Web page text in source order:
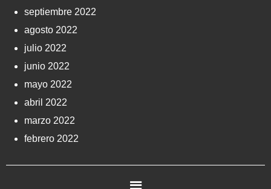
septiembre 2022
agosto 2022
julio 2022
junio 2022
mayo 2022
abril 2022
marzo 2022
febrero 2022